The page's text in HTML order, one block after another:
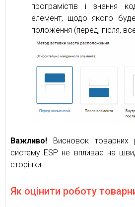
програмістів і знання
елемент, щодо якого
положення (перед, після,
Важливо! Висновок товарних
систему ESP не впливає на
сторінки.
Як оцінити роботу